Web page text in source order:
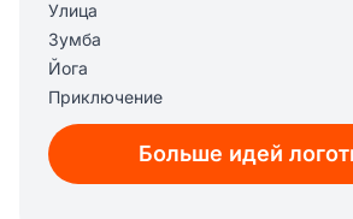
Улица
Зумба
Йога
Приключение
Слизь
Подводное плавание с аквалангом
Шитье
Больше идей